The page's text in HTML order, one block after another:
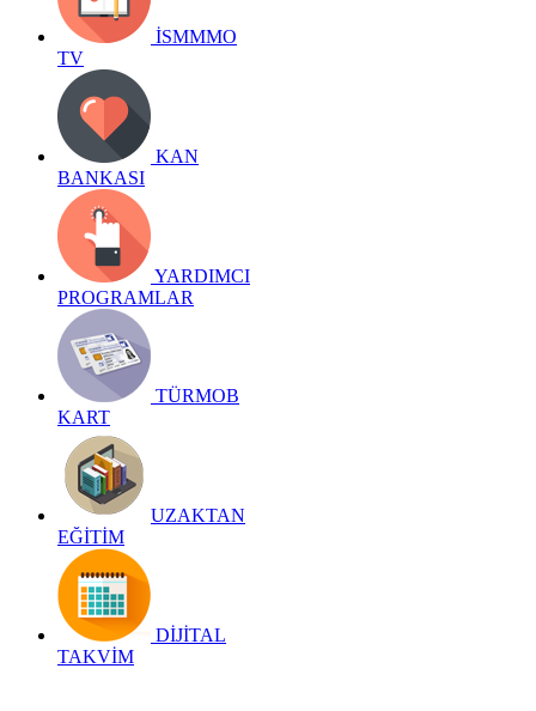
İSMMMO
TV
KAN
BANKASI
YARDIMCI
PROGRAMLAR
TÜRMOB
KART
UZAKTAN
EĞİTİM
DİJİTAL
TAKVİM